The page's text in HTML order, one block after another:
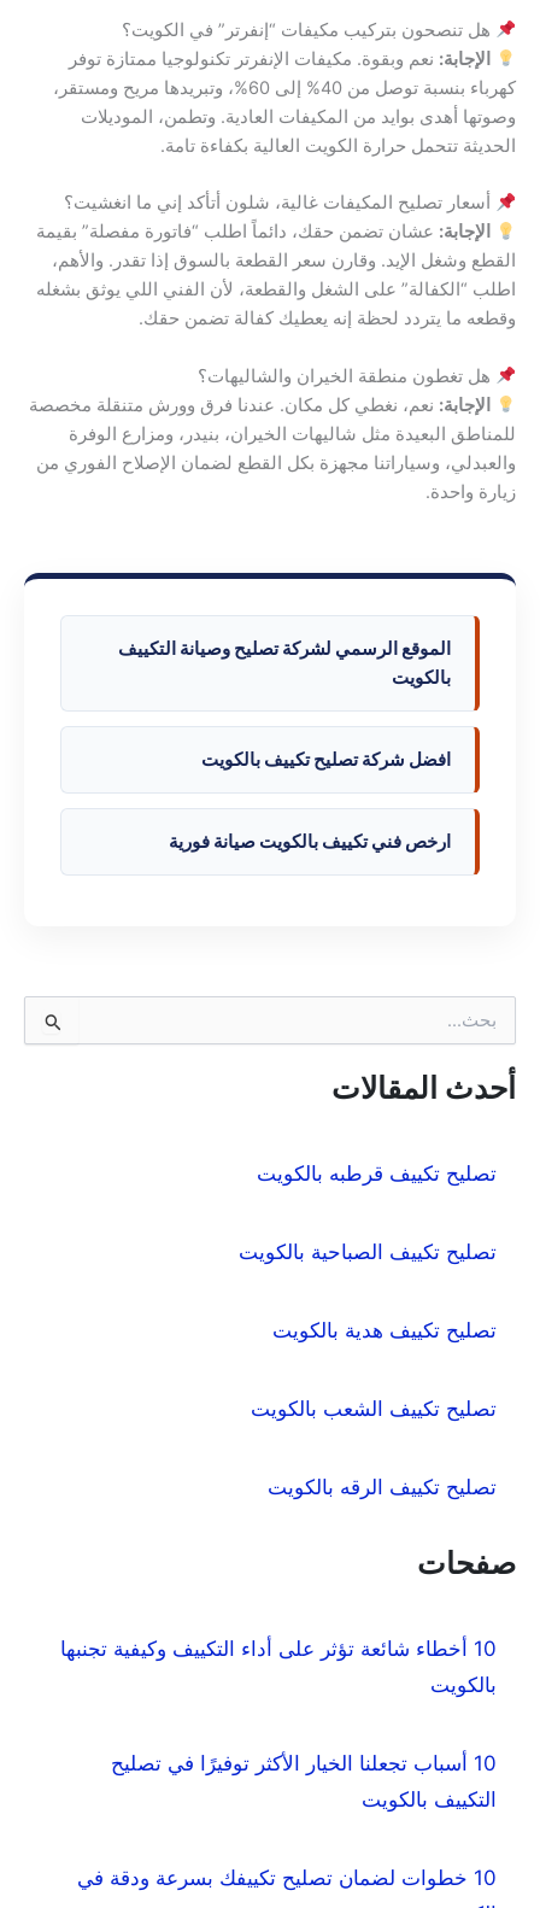
هل تنصحون بتركيب مكيفات “إنفرتر” في الكويت؟
الإجابة: نعم وبقوة. مكيفات الإنفرتر تكنولوجيا ممتازة توفر
كهرباء بنسبة توصل من 40% إلى 60%، وتبريدها مريح ومستقر،
وصوتها أهدى بوايد من المكيفات العادية. وتطمن، الموديلات
الحديثة تتحمل حرارة الكويت العالية بكفاءة تامة.
أسعار تصليح المكيفات غالية، شلون أتأكد إني ما انغشيت؟
الإجابة: عشان تضمن حقك، دائماً اطلب “فاتورة مفصلة” بقيمة
القطع وشغل الإيد. وقارن سعر القطعة بالسوق إذا تقدر. والأهم،
اطلب “الكفالة” على الشغل والقطعة، لأن الفني اللي يوثق بشغله
وقطعه ما يتردد لحظة إنه يعطيك كفالة تضمن حقك.
هل تغطون منطقة الخيران والشاليهات؟
الإجابة: نعم، نغطي كل مكان. عندنا فرق وورش متنقلة مخصصة
للمناطق البعيدة مثل شاليهات الخيران، بنيدر، ومزارع الوفرة
والعبدلي، وسياراتنا مجهزة بكل القطع لضمان الإصلاح الفوري من
زيارة واحدة.
الموقع الرسمي لشركة تصليح وصيانة التكييف
بالكويت
افضل شركة تصليح تكييف بالكويت
ارخص فني تكييف بالكويت صيانة فورية
ح
ثأحدث المقالات
تصليح تكييف قرطبه بالكويت
تصليح تكييف الصباحية بالكويت
تصليح تكييف هدية بالكويت
تصليح تكييف الشعب بالكويت
تصليح تكييف الرقه بالكويت
صفحات
10 أخطاء شائعة تؤثر على أداء التكييف وكيفية تجنبها
بالكويت
10 أسباب تجعلنا الخيار الأكثر توفيرًا في تصليح
التكييف بالكويت
10 خطوات لضمان تصليح تكييفك بسرعة ودقة في